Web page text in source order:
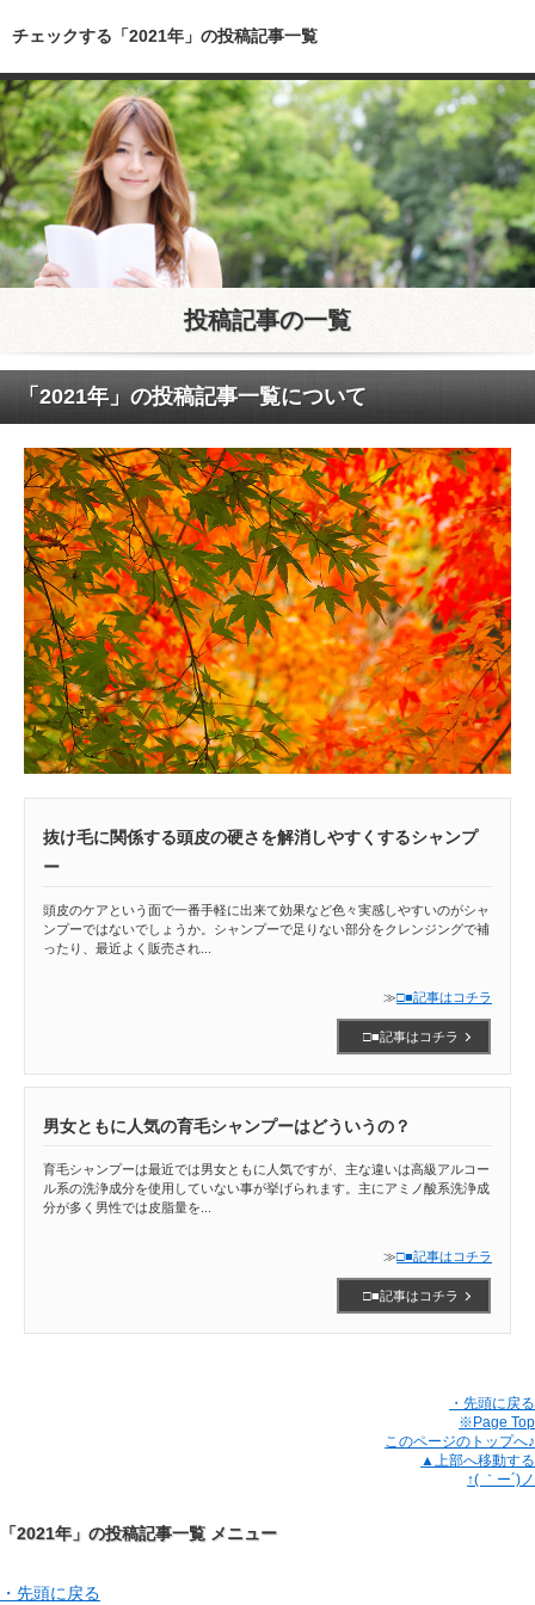
チェックする「2021年」の投稿記事一覧
投稿記事の一覧
「2021年」の投稿記事一覧について
抜け毛に関係する頭皮の硬さを解消しやすくするシャンプ
ー
頭皮のケアという面で一番手軽に出来て効果など色々実感しやすいのがシャ
ンプーではないでしょうか。シャンプーで足りない部分をクレンジングで補
ったり、最近よく販売され...
≫□■記事はコチラ
□■記事はコチラ
男女ともに人気の育毛シャンプーはどういうの？
育毛シャンプーは最近では男女ともに人気ですが、主な違いは高級アルコー
ル系の洗浄成分を使用していない事が挙げられます。主にアミノ酸系洗浄成
分が多く男性では皮脂量を...
≫□■記事はコチラ
□■記事はコチラ
・先頭に戻る
※Page Top
このページのトップへ♪
▲上部へ移動する
↑( ｀ー´)ノ
「2021年」の投稿記事一覧 メニュー
・先頭に戻る